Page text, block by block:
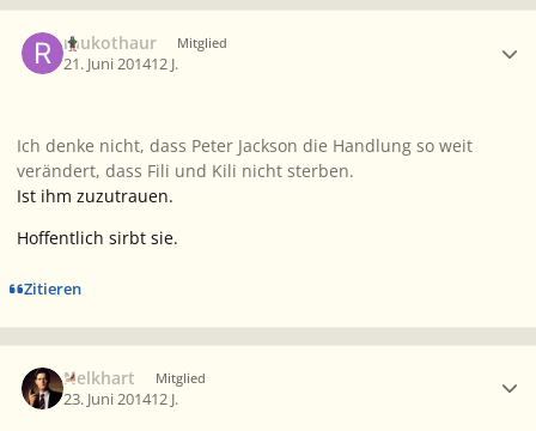
raukothaur Mitglied
21. Juni 201412 J.
Ich denke nicht, dass Peter Jackson die Handlung so weit
verändert, dass Fili und Kili nicht sterben.
Ist ihm zuzutrauen.
Hoffentlich sirbt sie.
Zitieren
Nelkhart Mitglied
23. Juni 201412 J.